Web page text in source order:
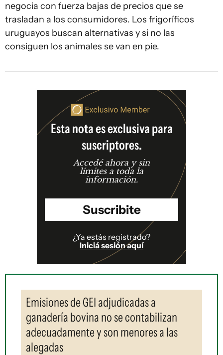
negocia con fuerza bajas de precios que se
trasladan a los consumidores. Los frigoríficos
uruguayos buscan alternativas y si no las
consiguen los animales se van en pie.
Esta nota es exclusiva para
suscriptores.
Accedé ahora y sin
límites a toda la
información.
Suscribite
¿Ya estás registrado?
Iniciá sesión aquí
Emisiones de GEI adjudicadas a
ganadería bovina no se contabilizan
adecuadamente y son menores a las
alegadas